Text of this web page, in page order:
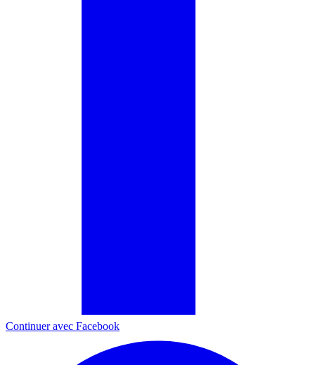
Continuer avec Facebook